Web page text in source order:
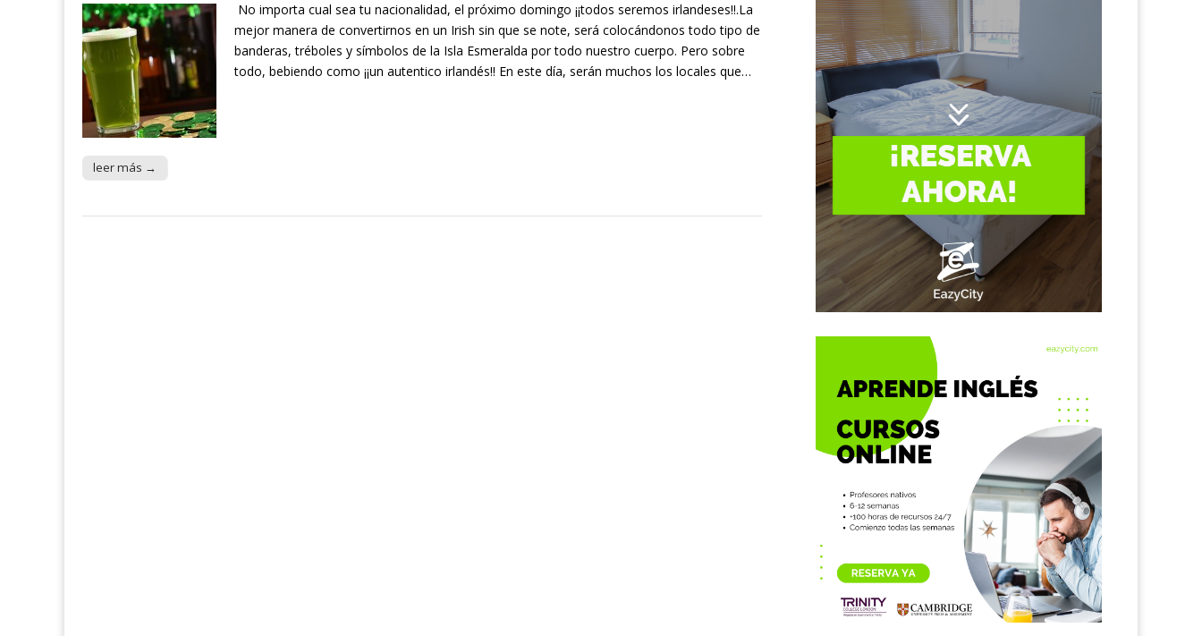
No importa cual sea tu nacionalidad, el próximo domingo ¡¡todos seremos irlandeses!!.La
mejor manera de convertirnos en un Irish sin que se note, será colocándonos todo tipo de
banderas, tréboles y símbolos de la Isla Esmeralda por todo nuestro cuerpo. Pero sobre
todo, bebiendo como ¡¡un autentico irlandés!! En este día, serán muchos los locales que…
leer más →